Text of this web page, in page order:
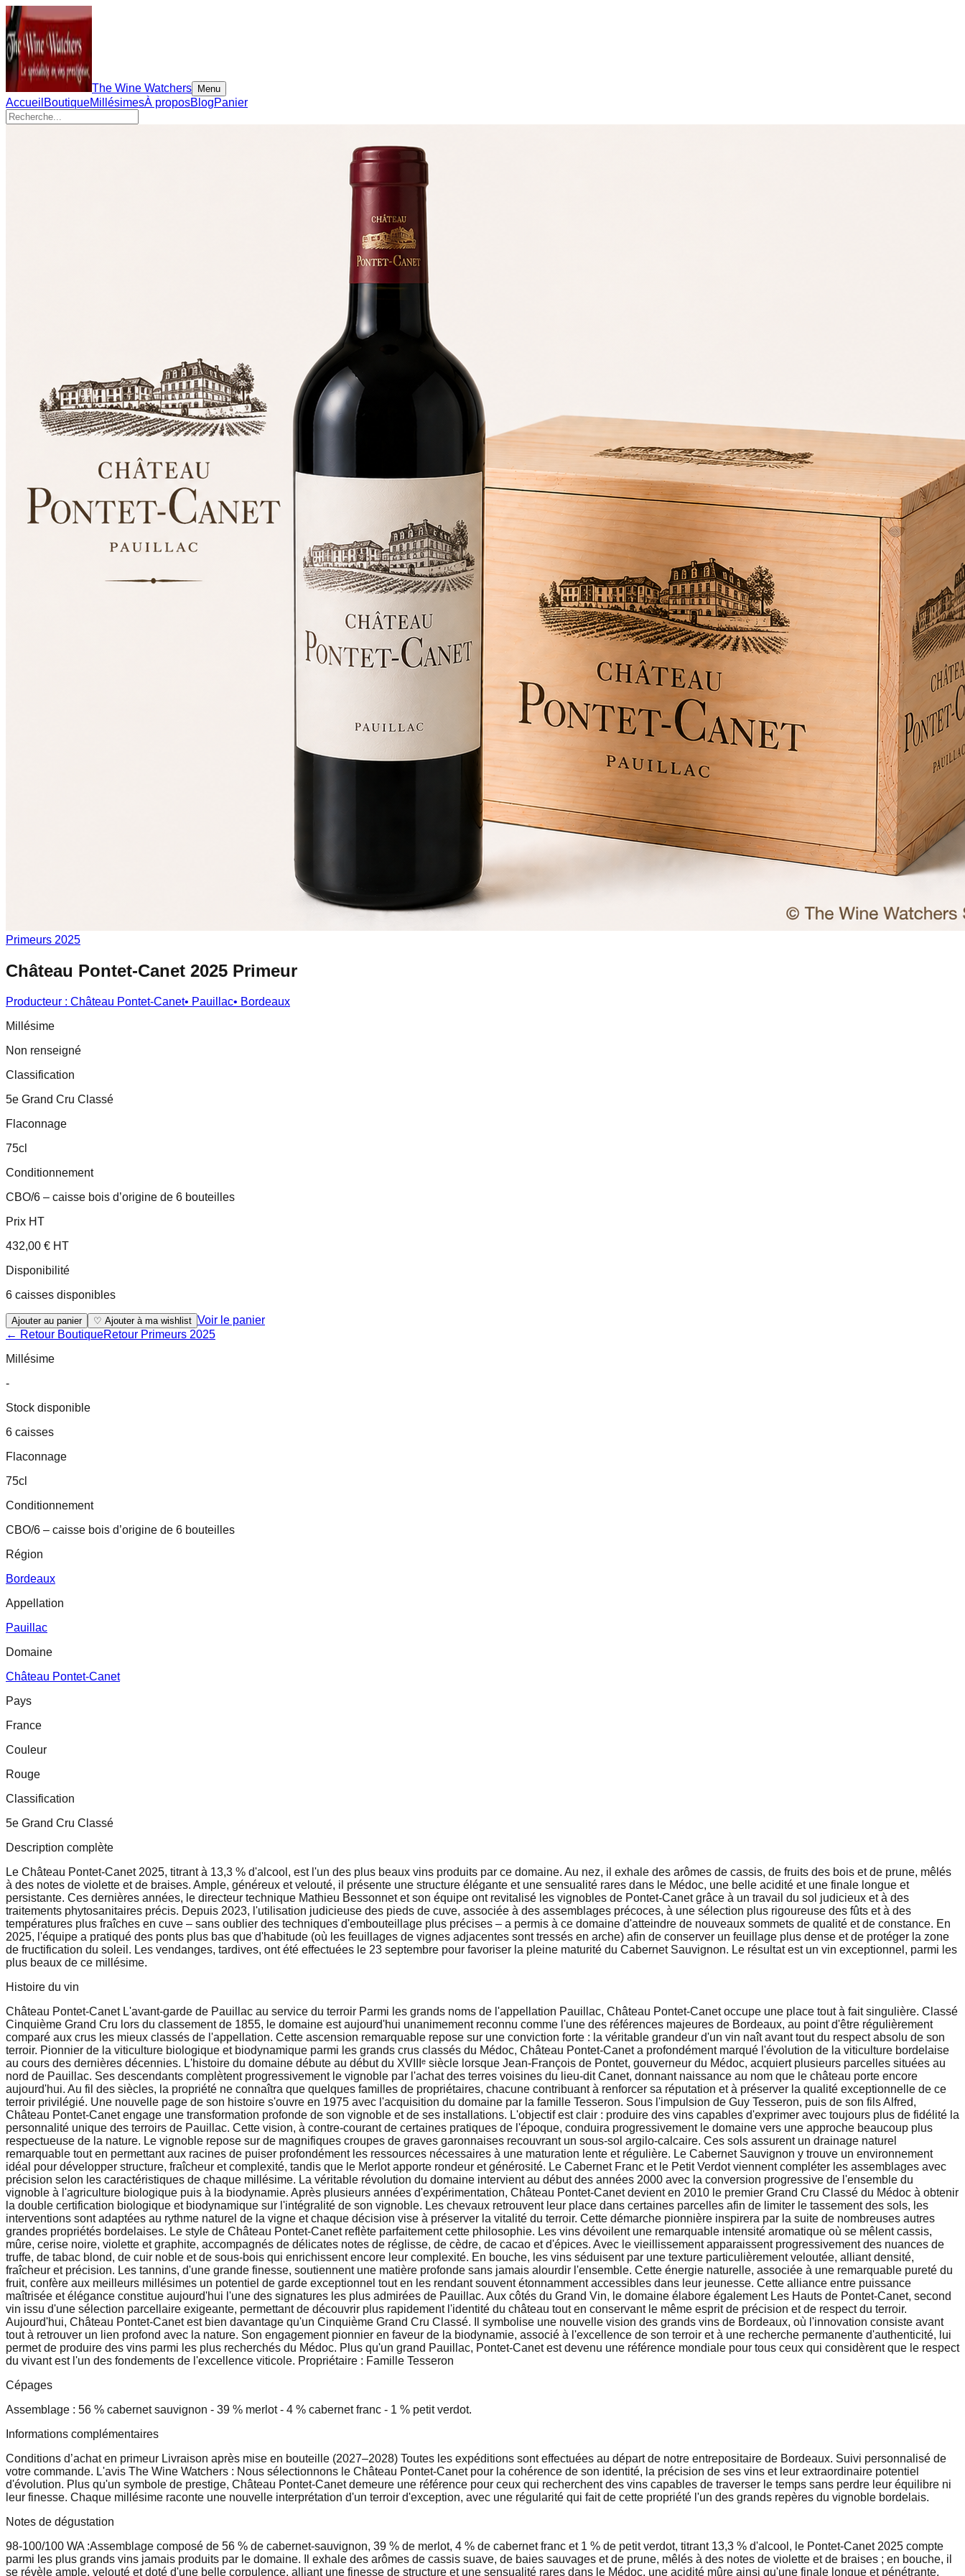
The Wine Watchers Menu
Accueil BoutiqueMillésimesÀ proposBlogPanier
Primeurs 2025
Château Pontet-Canet 2025 Primeur
Producteur : Château Pontet-Canet• Pauillac• Bordeaux
Millésime
Non renseigné
Classification
5e Grand Cru Classé
Flaconnage
75cl
Conditionnement
CBO/6 – caisse bois d’origine de 6 bouteilles
Prix HT
432,00 € HT
Disponibilité
6 caisses disponibles
Ajouter au panier ♡ Ajouter à ma wishlist Voir le panier
← Retour BoutiqueRetour Primeurs 2025
Millésime
-
Stock disponible
6 caisses
Flaconnage
75cl
Conditionnement
CBO/6 – caisse bois d’origine de 6 bouteilles
Région
Bordeaux
Appellation
Pauillac
Domaine
Château Pontet-Canet
Pays
France
Couleur
Rouge
Classification
5e Grand Cru Classé
Description complète
Le Château Pontet-Canet 2025, titrant à 13,3 % d'alcool, est l'un des plus beaux vins produits par ce domaine. Au nez, il exhale des arômes de cassis, de fruits des bois et de prune, mêlés
à des notes de violette et de braises. Ample, généreux et velouté, il présente une structure élégante et une sensualité rares dans le Médoc, une belle acidité et une finale longue et
persistante. Ces dernières années, le directeur technique Mathieu Bessonnet et son équipe ont revitalisé les vignobles de Pontet-Canet grâce à un travail du sol judicieux et à des
traitements phytosanitaires précis. Depuis 2023, l'utilisation judicieuse des pieds de cuve, associée à des assemblages précoces, à une sélection plus rigoureuse des fûts et à des
températures plus fraîches en cuve – sans oublier des techniques d'embouteillage plus précises – a permis à ce domaine d'atteindre de nouveaux sommets de qualité et de constance. En
2025, l'équipe a pratiqué des ponts plus bas que d'habitude (où les feuillages de vignes adjacentes sont tressés en arche) afin de conserver un feuillage plus dense et de protéger la zone
de fructification du soleil. Les vendanges, tardives, ont été effectuées le 23 septembre pour favoriser la pleine maturité du Cabernet Sauvignon. Le résultat est un vin exceptionnel, parmi les
plus beaux de ce millésime.
Histoire du vin
Château Pontet-Canet L'avant-garde de Pauillac au service du terroir Parmi les grands noms de l'appellation Pauillac, Château Pontet-Canet occupe une place tout à fait singulière. Classé
Cinquième Grand Cru lors du classement de 1855, le domaine est aujourd'hui unanimement reconnu comme l'une des références majeures de Bordeaux, au point d'être régulièrement
comparé aux crus les mieux classés de l'appellation. Cette ascension remarquable repose sur une conviction forte : la véritable grandeur d'un vin naît avant tout du respect absolu de son
terroir. Pionnier de la viticulture biologique et biodynamique parmi les grands crus classés du Médoc, Château Pontet-Canet a profondément marqué l'évolution de la viticulture bordelaise
au cours des dernières décennies. L'histoire du domaine débute au début du XVIIIᵉ siècle lorsque Jean-François de Pontet, gouverneur du Médoc, acquiert plusieurs parcelles situées au
nord de Pauillac. Ses descendants complètent progressivement le vignoble par l'achat des terres voisines du lieu-dit Canet, donnant naissance au nom que le château porte encore
aujourd'hui. Au fil des siècles, la propriété ne connaîtra que quelques familles de propriétaires, chacune contribuant à renforcer sa réputation et à préserver la qualité exceptionnelle de ce
terroir privilégié. Une nouvelle page de son histoire s'ouvre en 1975 avec l'acquisition du domaine par la famille Tesseron. Sous l'impulsion de Guy Tesseron, puis de son fils Alfred,
Château Pontet-Canet engage une transformation profonde de son vignoble et de ses installations. L'objectif est clair : produire des vins capables d'exprimer avec toujours plus de fidélité la
personnalité unique des terroirs de Pauillac. Cette vision, à contre-courant de certaines pratiques de l'époque, conduira progressivement le domaine vers une approche beaucoup plus
respectueuse de la nature. Le vignoble repose sur de magnifiques croupes de graves garonnaises recouvrant un sous-sol argilo-calcaire. Ces sols assurent un drainage naturel
remarquable tout en permettant aux racines de puiser profondément les ressources nécessaires à une maturation lente et régulière. Le Cabernet Sauvignon y trouve un environnement
idéal pour développer structure, fraîcheur et complexité, tandis que le Merlot apporte rondeur et générosité. Le Cabernet Franc et le Petit Verdot viennent compléter les assemblages avec
précision selon les caractéristiques de chaque millésime. La véritable révolution du domaine intervient au début des années 2000 avec la conversion progressive de l'ensemble du
vignoble à l'agriculture biologique puis à la biodynamie. Après plusieurs années d'expérimentation, Château Pontet-Canet devient en 2010 le premier Grand Cru Classé du Médoc à obtenir
la double certification biologique et biodynamique sur l'intégralité de son vignoble. Les chevaux retrouvent leur place dans certaines parcelles afin de limiter le tassement des sols, les
interventions sont adaptées au rythme naturel de la vigne et chaque décision vise à préserver la vitalité du terroir. Cette démarche pionnière inspirera par la suite de nombreuses autres
grandes propriétés bordelaises. Le style de Château Pontet-Canet reflète parfaitement cette philosophie. Les vins dévoilent une remarquable intensité aromatique où se mêlent cassis,
mûre, cerise noire, violette et graphite, accompagnés de délicates notes de réglisse, de cèdre, de cacao et d'épices. Avec le vieillissement apparaissent progressivement des nuances de
truffe, de tabac blond, de cuir noble et de sous-bois qui enrichissent encore leur complexité. En bouche, les vins séduisent par une texture particulièrement veloutée, alliant densité,
fraîcheur et précision. Les tannins, d'une grande finesse, soutiennent une matière profonde sans jamais alourdir l'ensemble. Cette énergie naturelle, associée à une remarquable pureté du
fruit, confère aux meilleurs millésimes un potentiel de garde exceptionnel tout en les rendant souvent étonnamment accessibles dans leur jeunesse. Cette alliance entre puissance
maîtrisée et élégance constitue aujourd'hui l'une des signatures les plus admirées de Pauillac. Aux côtés du Grand Vin, le domaine élabore également Les Hauts de Pontet-Canet, second
vin issu d'une sélection parcellaire exigeante, permettant de découvrir plus rapidement l'identité du château tout en conservant le même esprit de précision et de respect du terroir.
Aujourd'hui, Château Pontet-Canet est bien davantage qu'un Cinquième Grand Cru Classé. Il symbolise une nouvelle vision des grands vins de Bordeaux, où l'innovation consiste avant
tout à retrouver un lien profond avec la nature. Son engagement pionnier en faveur de la biodynamie, associé à l'excellence de son terroir et à une recherche permanente d'authenticité, lui
permet de produire des vins parmi les plus recherchés du Médoc. Plus qu'un grand Pauillac, Pontet-Canet est devenu une référence mondiale pour tous ceux qui considèrent que le respect
du vivant est l'un des fondements de l'excellence viticole. Propriétaire : Famille Tesseron
Cépages
Assemblage : 56 % cabernet sauvignon - 39 % merlot - 4 % cabernet franc - 1 % petit verdot.
Informations complémentaires
Conditions d’achat en primeur Livraison après mise en bouteille (2027–2028) Toutes les expéditions sont effectuées au départ de notre entrepositaire de Bordeaux. Suivi personnalisé de
votre commande. L'avis The Wine Watchers : Nous sélectionnons le Château Pontet-Canet pour la cohérence de son identité, la précision de ses vins et leur extraordinaire potentiel
d'évolution. Plus qu'un symbole de prestige, Château Pontet-Canet demeure une référence pour ceux qui recherchent des vins capables de traverser le temps sans perdre leur équilibre ni
leur finesse. Chaque millésime raconte une nouvelle interprétation d'un terroir d'exception, avec une régularité qui fait de cette propriété l'un des grands repères du vignoble bordelais.
Notes de dégustation
98-100/100 WA :Assemblage composé de 56 % de cabernet-sauvignon, 39 % de merlot, 4 % de cabernet franc et 1 % de petit verdot, titrant 13,3 % d'alcool, le Pontet-Canet 2025 compte
parmi les plus grands vins jamais produits par le domaine. Il exhale des arômes de cassis suave, de baies sauvages et de prune, mêlés à des notes de violette et de braises ; en bouche, il
se révèle ample, velouté et doté d'une belle corpulence, alliant une finesse de structure et une sensualité rares dans le Médoc, une acidité mûre ainsi qu'une finale longue et pénétrante.